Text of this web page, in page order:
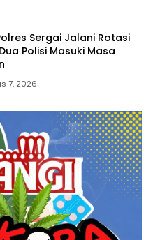
Sergai Jalani Rotasi
Polisi Masuki Masa
7, 2026